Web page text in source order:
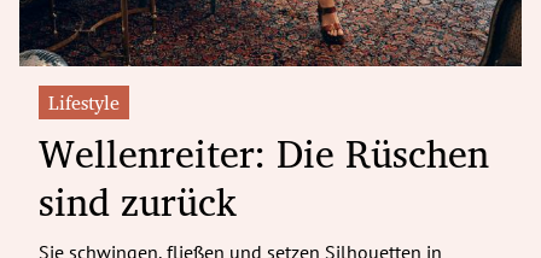
Untermenü
Untermenü
Untermenü
Untermenü
Lifestyle
Wellenreiter: Die Rüschen
sind zurück
Sie schwingen, fließen und setzen Silhouetten in